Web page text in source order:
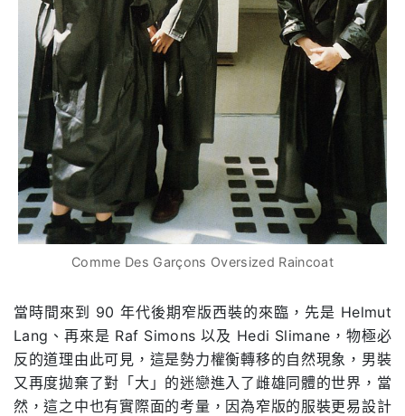
Comme Des Garçons Oversized Raincoat
當時間來到 90 年代後期窄版西裝的來臨，先是 Helmut
Lang、再來是 Raf Simons 以及 Hedi Slimane，物極必
反的道理由此可見，這是勢力權衡轉移的自然現象，男裝
又再度拋棄了對「大」的迷戀進入了雌雄同體的世界，當
然，這之中也有實際面的考量，因為窄版的服裝更易設計